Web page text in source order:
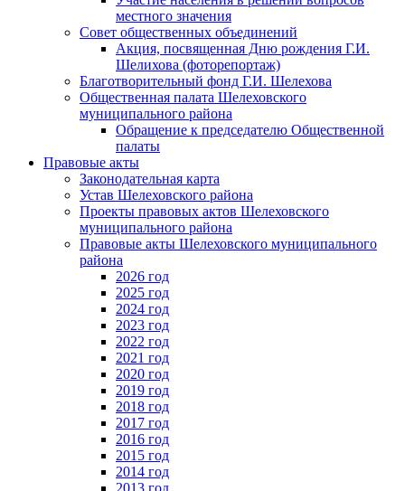
местного значения
Совет общественных объединений
Акция, посвященная Дню рождения Г.И.
Шелихова (фоторепортаж)
Благотворительный фонд Г.И. Шелехова
Общественная палата Шелеховского
муниципального района
Обращение к председателю Общественной
палаты
Правовые акты
Законодательная карта
Устав Шелеховского района
Проекты правовых актов Шелеховского
муниципального района
Правовые акты Шелеховского муниципального
района
2026 год
2025 год
2024 год
2023 год
2022 год
2021 год
2020 год
2019 год
2018 год
2017 год
2016 год
2015 год
2014 год
2013 год